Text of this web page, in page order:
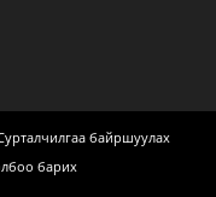
байршуулах
барих